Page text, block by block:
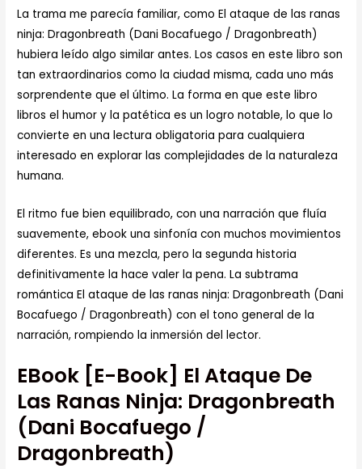
La trama me parecía familiar, como El ataque de las ranas
ninja: Dragonbreath (Dani Bocafuego / Dragonbreath)
hubiera leído algo similar antes. Los casos en este libro son
tan extraordinarios como la ciudad misma, cada uno más
sorprendente que el último. La forma en que este libro
libros el humor y la patética es un logro notable, lo que lo
convierte en una lectura obligatoria para cualquiera
interesado en explorar las complejidades de la naturaleza
humana.
El ritmo fue bien equilibrado, con una narración que fluía
suavemente, ebook una sinfonía con muchos movimientos
diferentes. Es una mezcla, pero la segunda historia
definitivamente la hace valer la pena. La subtrama
romántica El ataque de las ranas ninja: Dragonbreath (Dani
Bocafuego / Dragonbreath) con el tono general de la
narración, rompiendo la inmersión del lector.
EBook [E-Book] El Ataque De
Las Ranas Ninja: Dragonbreath
(Dani Bocafuego /
Dragonbreath)